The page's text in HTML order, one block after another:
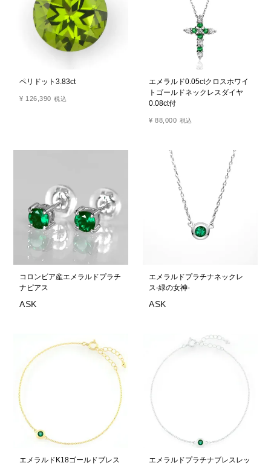
ペリドット3.83ct
¥ 126,390 税込
エメラルド0.05ctクロスホワイ
トゴールドネックレスダイヤ
0.08ct付
¥ 88,000 税込
コロンビア産エメラルドプラチ
ナピアス
エメラルドプラチナネックレ
ス-緑の女神-
エメラルドK18ゴールドブレス
エメラルドプラチナブレスレッ